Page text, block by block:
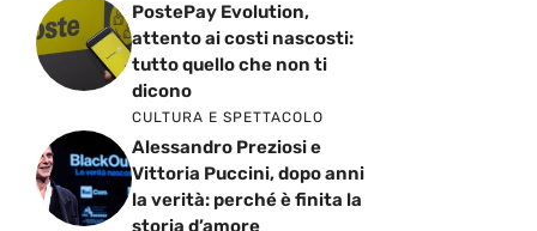
PostePay Evolution,
attento ai costi nascosti:
tutto quello che non ti
dicono
CULTURA E SPETTACOLO
Alessandro Preziosi e
Vittoria Puccini, dopo anni
la verità: perché è finita la
storia d’amore